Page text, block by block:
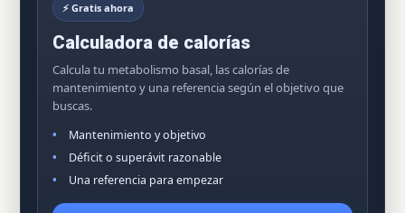
⚡ Gratis ahora
Calculadora de calorías
Calcula tu metabolismo basal, las calorías de
mantenimiento y una referencia según el objetivo que
buscas.
Mantenimiento y objetivo
Déficit o superávit razonable
Una referencia para empezar